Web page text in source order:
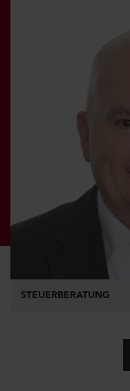
STEUERBERATUNG